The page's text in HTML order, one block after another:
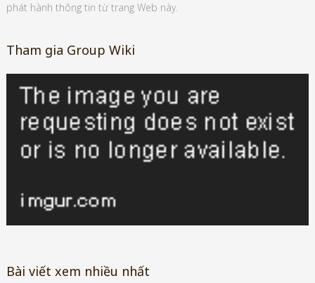
phát hành thông tin từ trang Web này.
Tham gia Group Wiki
Bài viết xem nhiều nhất